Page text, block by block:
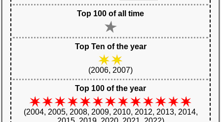
Top 100 of all time
Top Ten of the year
(2006, 2007)
Top 100 of the year
(2004, 2005, 2008, 2009, 2010, 2012, 2013, 2014,